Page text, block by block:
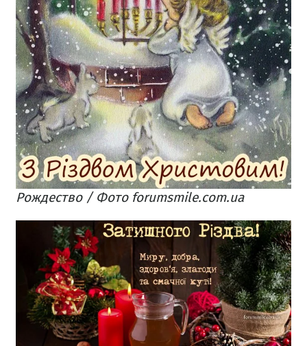
Рождество / Фото forumsmile.com.ua